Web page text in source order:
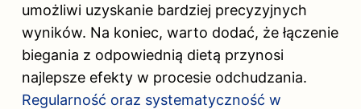
umożliwi uzyskanie bardziej precyzyjnych
wyników. Na koniec, warto dodać, że łączenie
biegania z odpowiednią dietą przynosi
najlepsze efekty w procesie odchudzania.
Regularność oraz systematyczność w